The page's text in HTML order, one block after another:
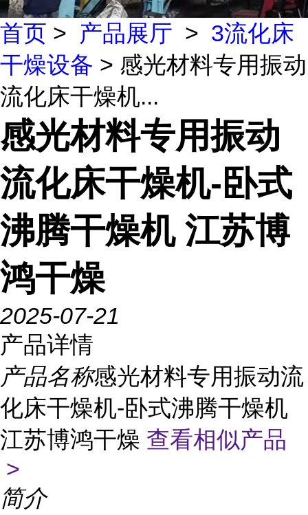
首页 > 产品展厅 > 3流化床
干燥设备 > 感光材料专用振动
流化床干燥机...
感光材料专用振动
流化床干燥机-卧式
沸腾干燥机 江苏博
鸿干燥
2025-07-21
产品详情
产品名称感光材料专用振动流
化床干燥机-卧式沸腾干燥机
江苏博鸿干燥 查看相似产品
>
简介